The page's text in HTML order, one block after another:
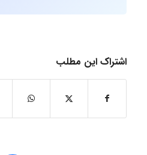
اشتراک این مطلب